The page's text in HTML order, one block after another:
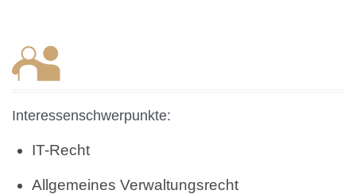
Interessenschwerpunkte:
IT-Recht
Allgemeines Verwaltungsrecht